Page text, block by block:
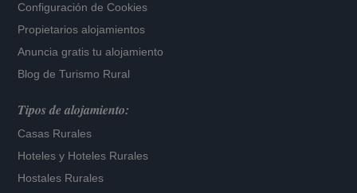
Configuración de Cookies
Propietarios alojamientos
Anuncia gratis tu alojamiento
Blog de Turismo Rural
Tipos de alojamiento:
Casas Rurales
Hoteles y Hoteles Rurales
Hostales Rurales